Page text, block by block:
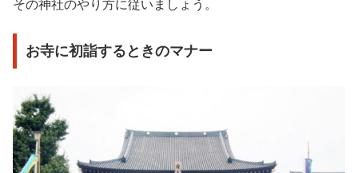
その神社のやり方に従いましょう。
お寺に初詣するときのマナー